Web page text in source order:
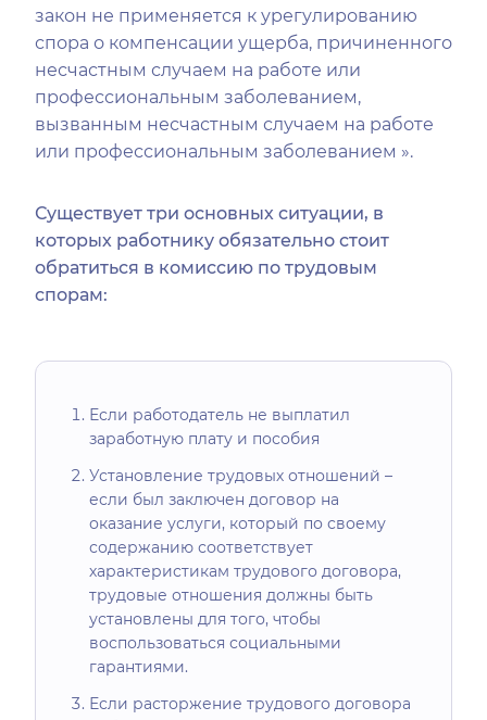
закон не применяется к урегулированию
спора о компенсации ущерба, причиненного
несчастным случаем на работе или
профессиональным заболеванием,
вызванным несчастным случаем на работе
или профессиональным заболеванием ».
Существует три основных ситуации, в
которых работнику обязательно стоит
обратиться в комиссию по трудовым
спорам:
Если работодатель не выплатил
заработную плату и пособия
Установление трудовых отношений –
если был заключен договор на
оказание услуги, который по своему
содержанию соответствует
характеристикам трудового договора,
трудовые отношения должны быть
установлены для того, чтобы
воспользоваться социальными
гарантиями.
Если расторжение трудового договора